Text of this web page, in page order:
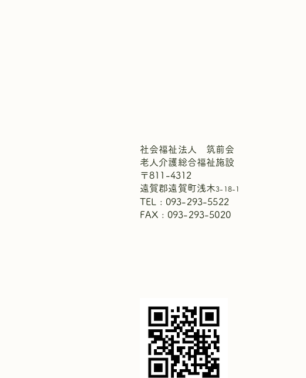
社会福祉法人 筑前会
老人介護総合福祉施設
〒811-4312
遠賀郡遠賀町浅木3-18-1
TEL : 093-293-5522
FAX : 093-293-5020